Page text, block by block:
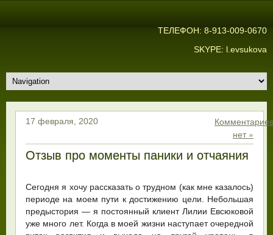
ТЕЛЕФОН: 8-913-009-0670
SKYPE: l.evsukova
17 февраля, 2020
Комментариев
нет »
Отзыв про моменты паники и отчаяния
Сегодня я хочу рассказать о трудном (как мне казалось)
периоде на моем пути к достижению цели. Небольшая
предыстория — я постоянный клиент Лилии Евсюковой
уже много лет. Когда в моей жизни наступает очередной